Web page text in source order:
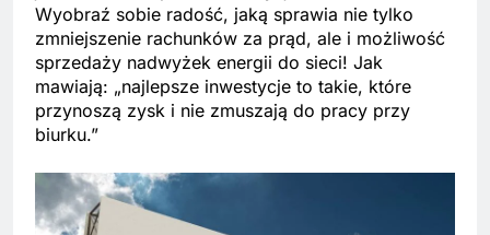
Wyobraź sobie radość, jaką sprawia nie tylko
zmniejszenie rachunków za prąd, ale i możliwość
sprzedaży nadwyżek energii do sieci! Jak
mawiają: „najlepsze inwestycje to takie, które
przynoszą zysk i nie zmuszają do pracy przy
biurku.”